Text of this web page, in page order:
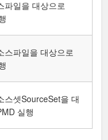
파일을 대상으로
스파일을 대상으로
스셋SourceSet을 대
실행